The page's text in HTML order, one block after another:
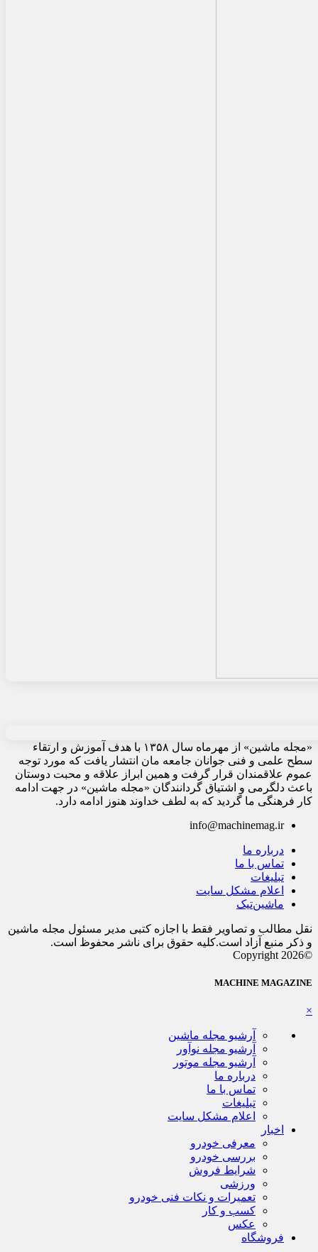
«مجله ماشین» از مهرماه سال ۱۳۵۸ با هدف آموزش و ارتقاء
سطح علمی و فنی جوانان جامعه مان انتشار یافت که مورد توجه
عموم علاقمندان قرار گرفت و همین ابراز علاقه و محبت دوستان
باعث دلگرمی و اشتیاق گردانندگان «مجله ماشین» در جهت ادامه
کار فرهنگی ما گردید که به لطف خداوند هنوز ادامه دارد.
info@machinemag.ir
درباره ما
تماس با ما
تبلیغات
اعلام مشکل سایت
ماشین‌تیک
نقل مطالب و تصاویر فقط با اجازه کتبی مدیر مسئول مجله ماشین
و ذکر منبع آزاد است.کلیه حقوق برای ناشر محفوظ است.
©Copyright 2026
MACHINE MAGAZINE
×
آرشیو مجله ماشین
آرشیو مجله نوآور
آرشیو مجله موتور
درباره ما
تماس با ما
تبلیغات
اعلام مشکل سایت
اخبار
معرفی خودرو
بررسی خودرو
شرایط فروش
ورزشی
تعمیرات و نکات فنی خودرو
کسب و کار
عکس
فروشگاه